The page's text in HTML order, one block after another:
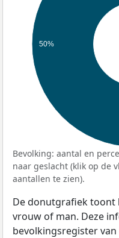
50%
Bevolking: aantal en
naar geslacht (klik op de
aantallen te zien).
De donutgrafiek toont
vrouw of man. Deze
bevolkingsregister